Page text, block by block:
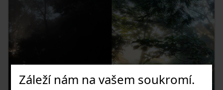
Záleží nám na vašem soukromí.